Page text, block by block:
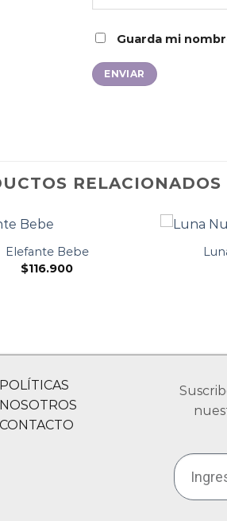
Guarda mi
RELACIONADOS
Elefante Bebe
$116.900
POLÍTICAS
NOSOTROS
CONTACTO